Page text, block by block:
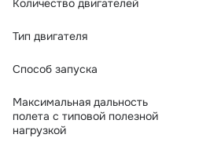
Количество двигателей
Тип двигателя
Способ запуска
Максимальная дальность
полета с типовой полезной
нагрузкой